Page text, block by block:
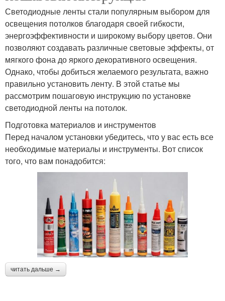
Светодиодные ленты стали популярным выбором для
освещения потолков благодаря своей гибкости,
энергоэффективности и широкому выбору цветов. Они
позволяют создавать различные световые эффекты, от
мягкого фона до яркого декоративного освещения.
Однако, чтобы добиться желаемого результата, важно
правильно установить ленту. В этой статье мы
рассмотрим пошаговую инструкцию по установке
светодиодной ленты на потолок.
Подготовка материалов и инструментов
Перед началом установки убедитесь, что у вас есть все
необходимые материалы и инструменты. Вот список
того, что вам понадобится:
читать дальше →